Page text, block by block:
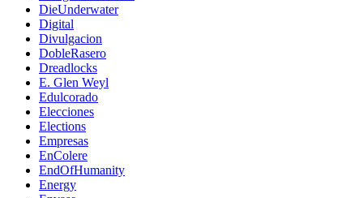
DieUnderwater
Digital
Divulgacion
DobleRasero
Dreadlocks
E. Glen Weyl
Edulcorado
Elecciones
Elections
Empresas
EnColere
EndOfHumanity
Energy